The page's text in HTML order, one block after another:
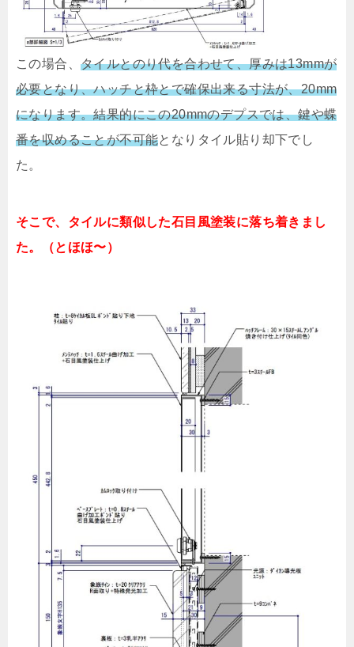
この場合、 タイルとのり代を合わせて、厚みは13mmが
必要となり、ハッチと枠とで確保出来る寸法が、20mm
になります。結果的にこの20mmのデプスでは、鍵や蝶
番を収めることが不可能となりタイル貼り却下でし
た。
そこで、タイルに類似した石目風塗装に落ち着きまし
た。（とほほ〜）